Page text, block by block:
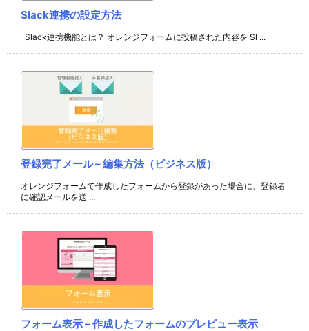
Slack連携の設定方法
Slack連携機能とは？ オレンジフォームに投稿された内容を Sl ...
登録完了メール – 編集方法（ビジネス版）
オレンジフォームで作成したフォームから登録があった場合に、登録者
に確認メールを送 ...
フォーム表示 – 作成したフォームのプレビュー表示